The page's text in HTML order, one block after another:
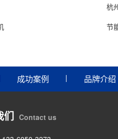
杭
节
成功案例 品牌介绍
们 Contact us